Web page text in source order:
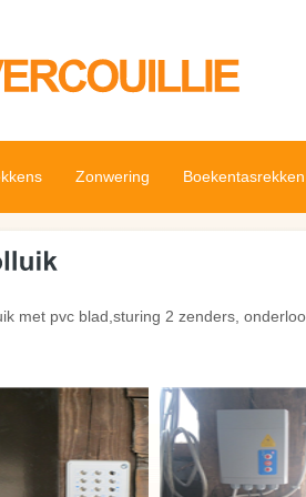
Zonwering Boekentasrekken
met pvc blad,sturing 2 zenders,